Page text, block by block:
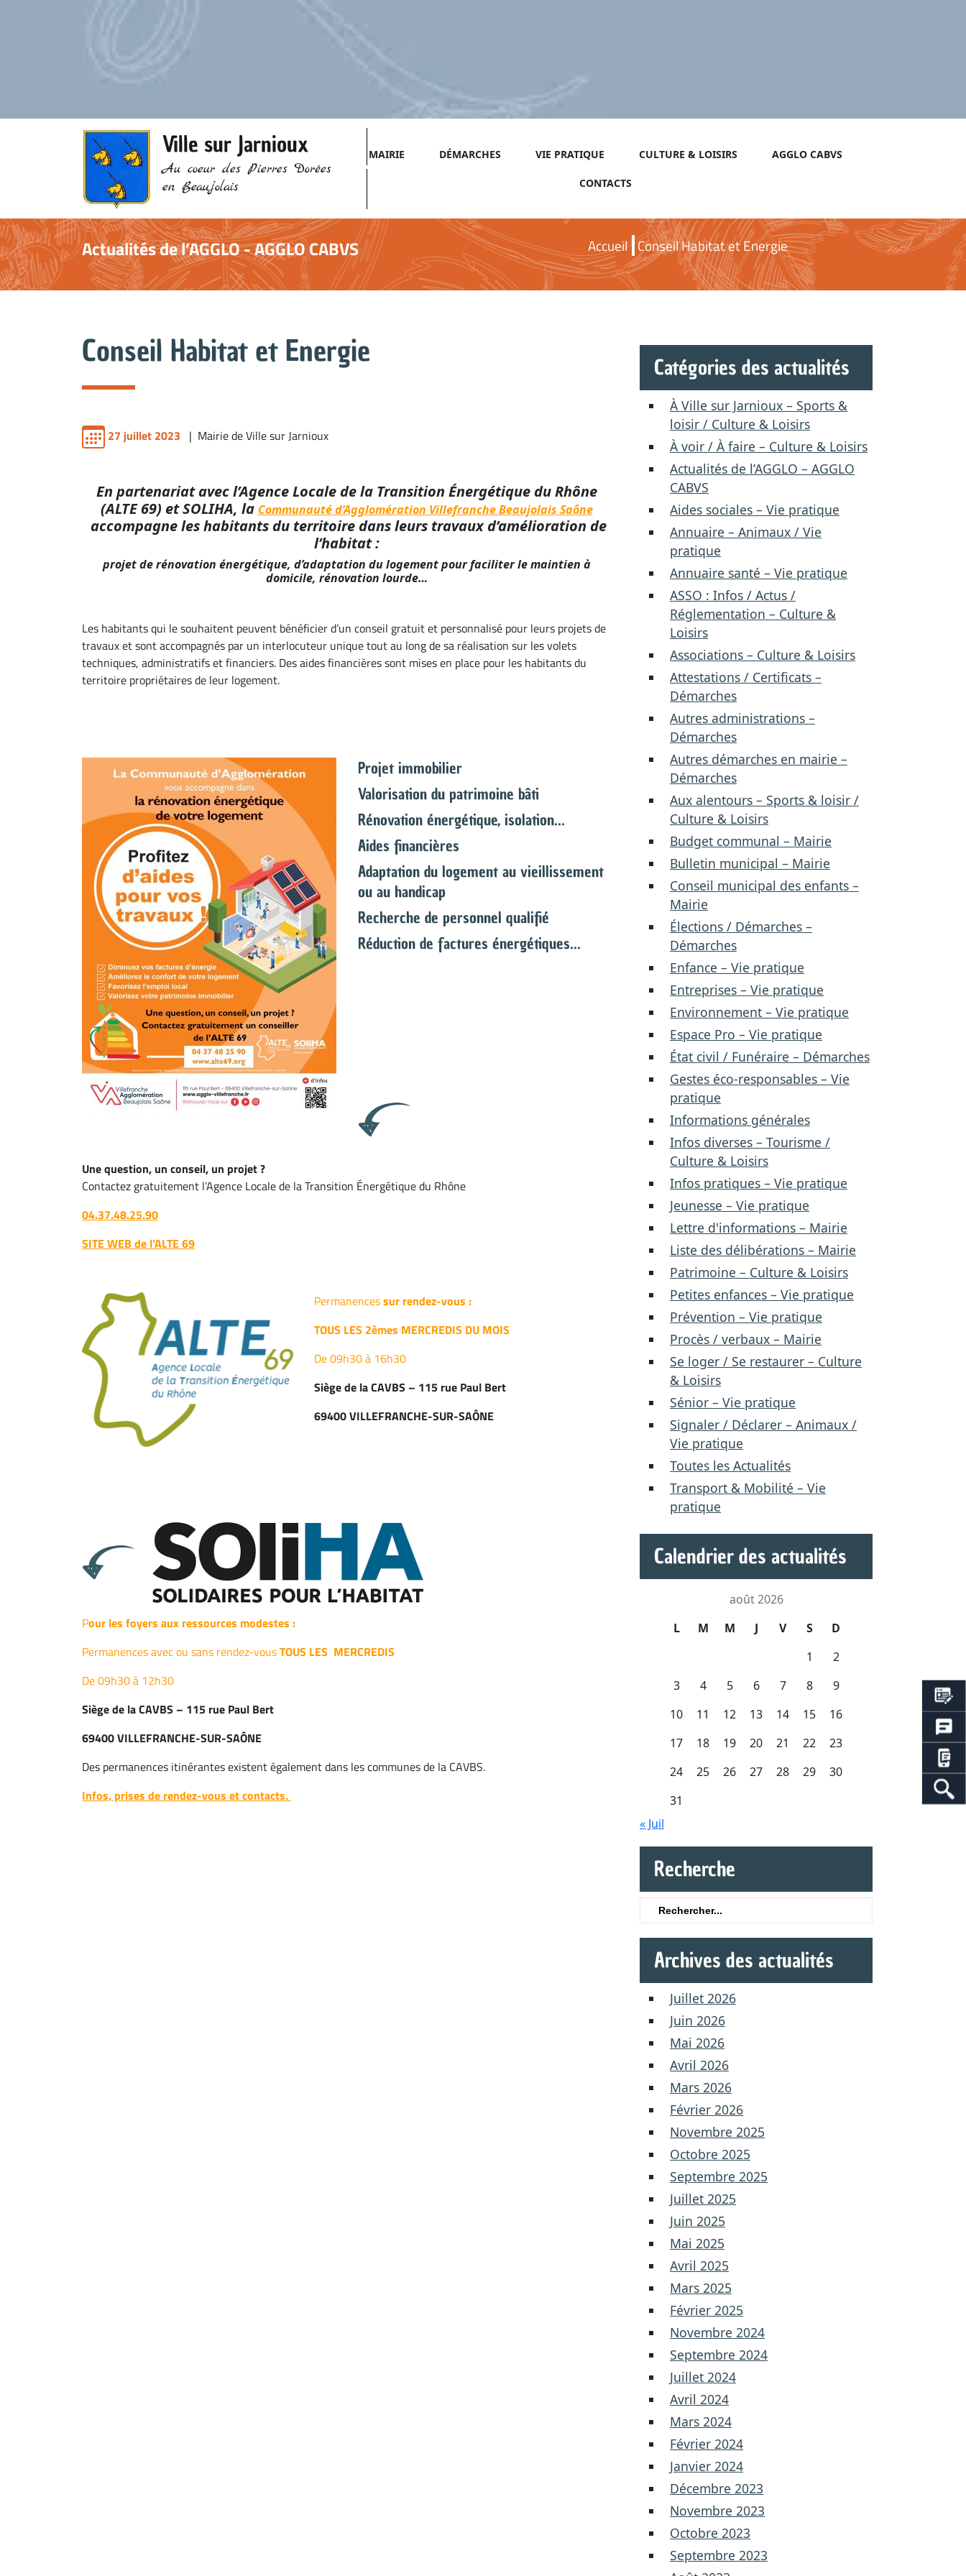
Ville sur Jarnioux
Au coeur des Pierres Dorées
en Beaujolais
MAIRIE DÉMARCHES VIE PRATIQUE CULTURE & LOISIRS AGGLO CABVS
CONTACTS
Actualités de l’AGGLO - AGGLO CABVS Accueil Conseil Habitat et Energie
Conseil Habitat et Energie
27 juillet 2023 | Mairie de Ville sur Jarnioux
En partenariat avec l’Agence Locale de la Transition Énergétique du Rhône
(ALTE 69) et SOLIHA, la Communauté d’Agglomération Villefranche Beaujolais Saône
accompagne les habitants du territoire dans leurs travaux d’amélioration de
l’habitat :
projet de rénovation énergétique, d’adaptation du logement pour faciliter le maintien à
domicile, rénovation lourde…
Les habitants qui le souhaitent peuvent bénéficier d’un conseil gratuit et personnalisé pour leurs projets de
travaux et sont accompagnés par un interlocuteur unique tout au long de sa réalisation sur les volets
techniques, administratifs et financiers. Des aides financières sont mises en place pour les habitants du
territoire propriétaires de leur logement.
Projet immobilier
Valorisation du patrimoine bâti
Rénovation énergétique, isolation…
Aides financières
Adaptation du logement au vieillissement
ou au handicap
Recherche de personnel qualifié
Réduction de factures énergétiques…
Une question, un conseil, un projet ?
Contactez gratuitement l’Agence Locale de la Transition Énergétique du Rhône
04.37.48.25.90
SITE WEB de l’ALTE 69
Permanencessur rendez-vous :
TOUS LES 2èmes MERCREDIS DU MOIS
De 09h30 à 16h30
Siège de la CAVBS – 115 rue Paul Bert
69400 VILLEFRANCHE-SUR-SAÔNE
Pour les foyers aux ressources modestes :
Permanences avec ou sans rendez-vousTOUS LES MERCREDIS
De 09h30 à 12h30
Siège de la CAVBS – 115 rue Paul Bert
69400 VILLEFRANCHE-SUR-SAÔNE
Des permanences itinérantes existent également dans les communes de la CAVBS.
Infos, prises de rendez-vous et contacts.
Catégories des actualités
À Ville sur Jarnioux – Sports &
loisir / Culture & Loisirs
À voir / À faire – Culture & Loisirs
Actualités de l’AGGLO – AGGLO
CABVS
Aides sociales – Vie pratique
Annuaire – Animaux / Vie
pratique
Annuaire santé – Vie pratique
ASSO : Infos / Actus /
Réglementation – Culture &
Loisirs
Associations – Culture & Loisirs
Attestations / Certificats –
Démarches
Autres administrations –
Démarches
Autres démarches en mairie –
Démarches
Aux alentours – Sports & loisir /
Culture & Loisirs
Budget communal – Mairie
Bulletin municipal – Mairie
Conseil municipal des enfants –
Mairie
Élections / Démarches –
Démarches
Enfance – Vie pratique
Entreprises – Vie pratique
Environnement – Vie pratique
Espace Pro – Vie pratique
État civil / Funéraire – Démarches
Gestes éco-responsables – Vie
pratique
Informations générales
Infos diverses – Tourisme /
Culture & Loisirs
Infos pratiques – Vie pratique
Jeunesse – Vie pratique
Lettre d'informations – Mairie
Liste des délibérations – Mairie
Patrimoine – Culture & Loisirs
Petites enfances – Vie pratique
Prévention – Vie pratique
Procès / verbaux – Mairie
Se loger / Se restaurer – Culture
& Loisirs
Sénior – Vie pratique
Signaler / Déclarer – Animaux /
Vie pratique
Toutes les Actualités
Transport & Mobilité – Vie
pratique
Calendrier des actualités
août 2026
L
M M J V S
D
1
2
3
4 5 6 7 8
9
10
11 12 13 14 15
16
17
18 19 20 21 22
23
24
25 26 27 28 29
30
31
« Juil
Recherche
Search
Archives des actualités
Juillet 2026
Juin 2026
Mai 2026
Avril 2026
Mars 2026
Février 2026
Novembre 2025
Octobre 2025
Septembre 2025
Juillet 2025
Juin 2025
Mai 2025
Avril 2025
Mars 2025
Février 2025
Novembre 2024
Septembre 2024
Juillet 2024
Avril 2024
Mars 2024
Février 2024
Janvier 2024
Décembre 2023
Novembre 2023
Octobre 2023
Septembre 2023